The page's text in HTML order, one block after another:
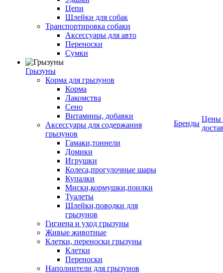
Цепи
Шлейки для собак
Транспортировка собаки
Аксессуары для авто
Переноски
Сумки
Грызуны
Корма для грызунов
Корма
Лакомства
Сено
Витамины, добавки
Аксессуары для содержания
грызунов
Гамаки,тоннели
Домики
Игрушки
Колеса,прогулочные шары
Купалки
Миски,кормушки,поилки
Туалеты
Шлейки,поводки для
грызунов
Гигиена и уход грызуны
Живые животные
Клетки, переноски грызуны
Клетки
Переноски
Наполнители для грызунов
Бренды
Цены